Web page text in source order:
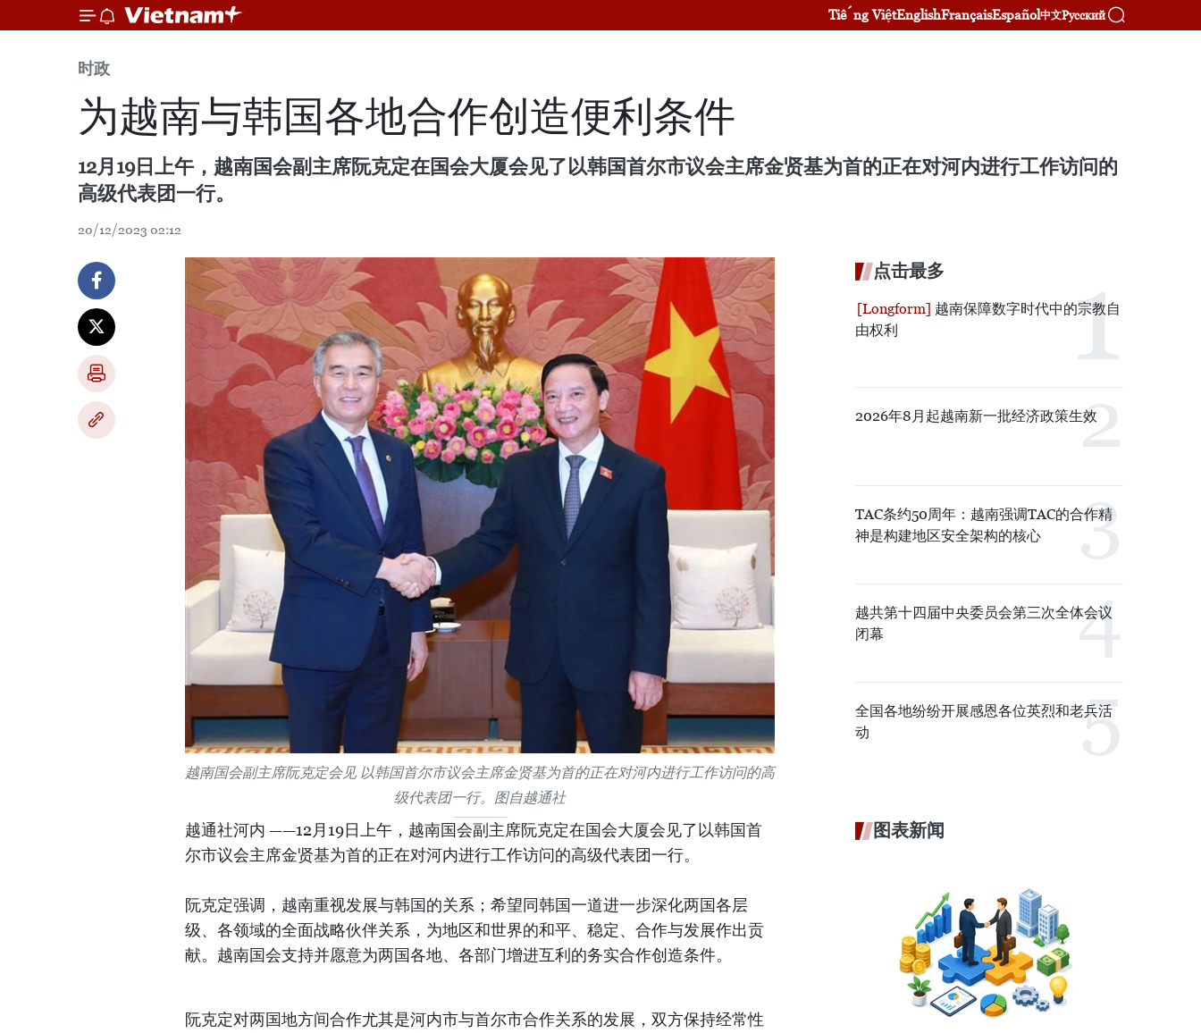
Tiếng ViệtEnglishFrançaisEspañol中文Русский
时政
为越南与韩国各地合作创造便利条件
12月19日上午，越南国会副主席阮克定在国会大厦会见了以韩国首尔市议会主席金贤基为首的正在对河内进行工作访问的
高级代表团一行。
20/12/2023 02:12
越南国会副主席阮克定会见 以韩国首尔市议会主席金贤基为首的正在对河内进行工作访问的高
级代表团一行。图自越通社
越通社河内 ——12月19日上午，越南国会副主席阮克定在国会大厦会见了以韩国首
尔市议会主席金贤基为首的正在对河内进行工作访问的高级代表团一行。
阮克定强调，越南重视发展与韩国的关系；希望同韩国一道进一步深化两国各层
级、各领域的全面战略伙伴关系，为地区和世界的和平、稳定、合作与发展作出贡
献。越南国会支持并愿意为两国各地、各部门增进互利的务实合作创造条件。
阮克定对两国地方间合作尤其是河内市与首尔市合作关系的发展，双方保持经常性
点击最多
越南保障数字时代中的宗教自
由权利
2026年8月起越南新一批经济政策生效
TAC条约50周年：越南强调TAC的合作精
神是构建地区安全架构的核心
越共第十四届中央委员会第三次全体会议
闭幕
全国各地纷纷开展感恩各位英烈和老兵活
动
图表新闻